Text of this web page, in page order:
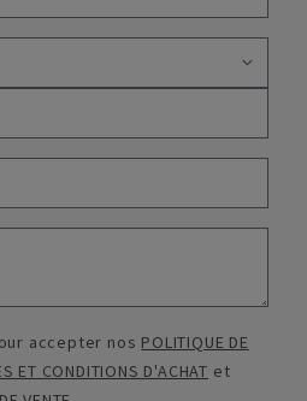
accepter nos POLITIQUE DE
ET CONDITIONS D'ACHAT et